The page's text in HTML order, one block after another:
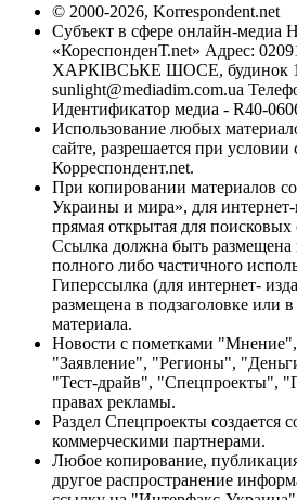
© 2000-2026, Korrespondent.net
Субъект в сфере онлайн-медиа
«КореспонденТ.net» Адрес:
ХАРКІВСЬКЕ ШОСЕ, будинок
sunlight@mediadim.com.ua
Идентификатор медиа - R40-
Использование любых
сайте, разрешается при условии
Корреспондент.net.
При копировании материалов
Украины и мира», для интернет-
прямая открытая для поисковых
Ссылка должна быть размещена
полного либо частичного
Гиперссылка (для интернет-
размещена в подзаголовке или
материала.
Новости с пометками
"Заявление", "Регионы",
"Тест-драйв", "Спецпроекты",
правах рекламы.
Раздел Спецпроекты создается
коммерческими партнерами.
Любое копирование,
другое распространение